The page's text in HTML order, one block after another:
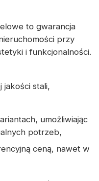
to gwarancja
przy
i funkcjonalności.
jakości stali,
umożliwiając
potrzeb,
ceną, nawet w